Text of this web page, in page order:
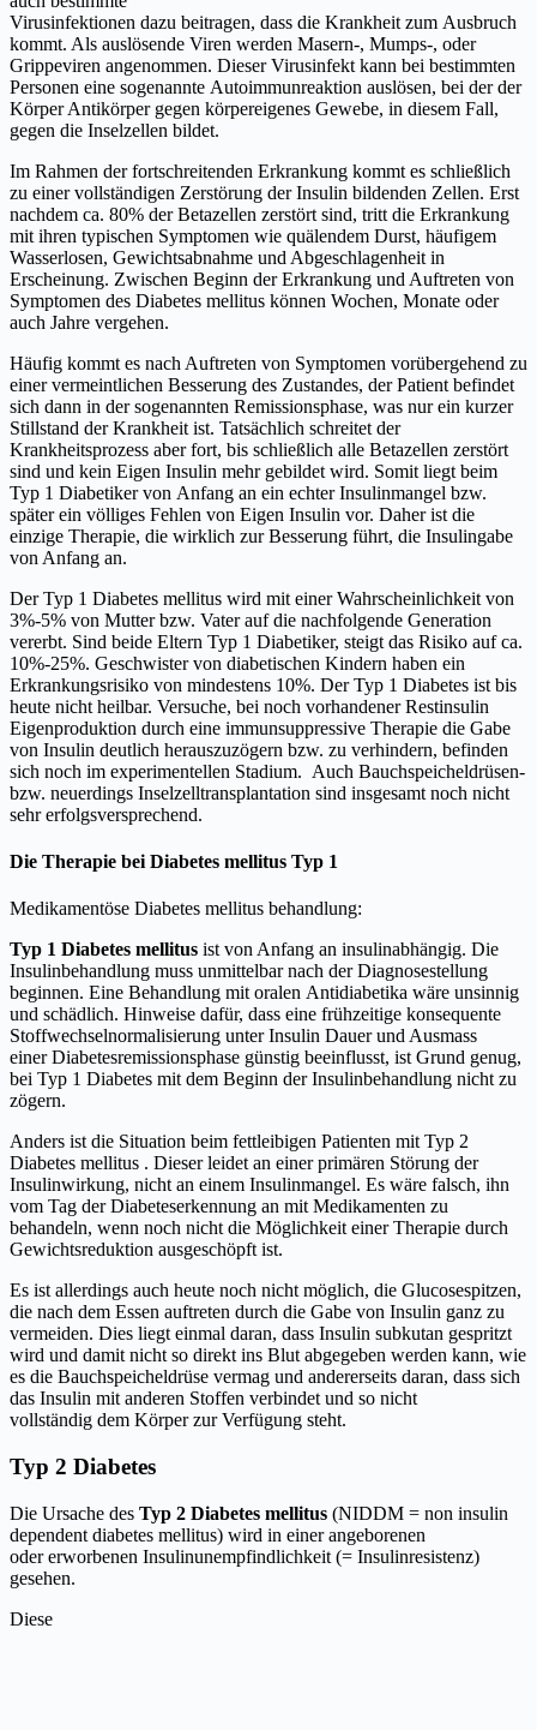
Virusinfektionen dazu beitragen, dass die Krankheit zum Ausbruch
kommt. Als auslösende Viren werden Masern-, Mumps-, oder
Grippeviren angenommen. Dieser Virusinfekt kann bei bestimmten
Personen eine sogenannte Autoimmunreaktion auslösen, bei der der
Körper Antikörper gegen körpereigenes Gewebe, in diesem Fall,
gegen die Inselzellen bildet.
Im Rahmen der fortschreitenden Erkrankung kommt es schließlich
zu einer vollständigen Zerstörung der Insulin bildenden Zellen. Erst
nachdem ca. 80% der Betazellen zerstört sind, tritt die Erkrankung
mit ihren typischen Symptomen wie quälendem Durst, häufigem
Wasserlosen, Gewichtsabnahme und Abgeschlagenheit in
Erscheinung. Zwischen Beginn der Erkrankung und Auftreten von
Symptomen des Diabetes mellitus können Wochen, Monate oder
auch Jahre vergehen.
Häufig kommt es nach Auftreten von Symptomen vorübergehend zu
einer vermeintlichen Besserung des Zustandes, der Patient befindet
sich dann in der sogenannten Remissionsphase, was nur ein kurzer
Stillstand der Krankheit ist. Tatsächlich schreitet der
Krankheitsprozess aber fort, bis schließlich alle Betazellen zerstört
sind und kein Eigen Insulin mehr gebildet wird. Somit liegt beim
Typ 1 Diabetiker von Anfang an ein echter Insulinmangel bzw.
später ein völliges Fehlen von Eigen Insulin vor. Daher ist die
einzige Therapie, die wirklich zur Besserung führt, die Insulingabe
von Anfang an.
Der Typ 1 Diabetes mellitus wird mit einer Wahrscheinlichkeit von
3%-5% von Mutter bzw. Vater auf die nachfolgende Generation
vererbt. Sind beide Eltern Typ 1 Diabetiker, steigt das Risiko auf ca.
10%-25%. Geschwister von diabetischen Kindern haben ein
Erkrankungsrisiko von mindestens 10%. Der Typ 1 Diabetes ist bis
heute nicht heilbar. Versuche, bei noch vorhandener Restinsulin
Eigenproduktion durch eine immunsuppressive Therapie die Gabe
von Insulin deutlich herauszuzögern bzw. zu verhindern, befinden
sich noch im experimentellen Stadium. Auch Bauchspeicheldrüsen-
bzw. neuerdings Inselzelltransplantation sind insgesamt noch nicht
sehr erfolgsversprechend.
Die Therapie bei Diabetes mellitus Typ 1
Medikamentöse Diabetes mellitus behandlung:
Typ 1 Diabetes mellitus ist von Anfang an insulinabhängig. Die
Insulinbehandlung muss unmittelbar nach der Diagnosestellung
beginnen. Eine Behandlung mit oralen Antidiabetika wäre unsinnig
und schädlich. Hinweise dafür, dass eine frühzeitige konsequente
Stoffwechselnormalisierung unter Insulin Dauer und Ausmass
einer Diabetesremissionsphase günstig beeinflusst, ist Grund genug,
bei Typ 1 Diabetes mit dem Beginn der Insulinbehandlung nicht zu
zögern.
Anders ist die Situation beim fettleibigen Patienten mit Typ 2
Diabetes mellitus . Dieser leidet an einer primären Störung der
Insulinwirkung, nicht an einem Insulinmangel. Es wäre falsch, ihn
vom Tag der Diabeteserkennung an mit Medikamenten zu
behandeln, wenn noch nicht die Möglichkeit einer Therapie durch
Gewichtsreduktion ausgeschöpft ist.
Es ist allerdings auch heute noch nicht möglich, die Glucosespitzen,
die nach dem Essen auftreten durch die Gabe von Insulin ganz zu
vermeiden. Dies liegt einmal daran, dass Insulin subkutan gespritzt
wird und damit nicht so direkt ins Blut abgegeben werden kann, wie
es die Bauchspeicheldrüse vermag und andererseits daran, dass sich
das Insulin mit anderen Stoffen verbindet und so nicht
vollständig dem Körper zur Verfügung steht.
Typ 2 Diabetes
Die Ursache des Typ 2 Diabetes mellitus (NIDDM = non insulin
dependent diabetes mellitus) wird in einer angeborenen
oder erworbenen Insulinunempfindlichkeit (= Insulinresistenz)
gesehen.
Diese